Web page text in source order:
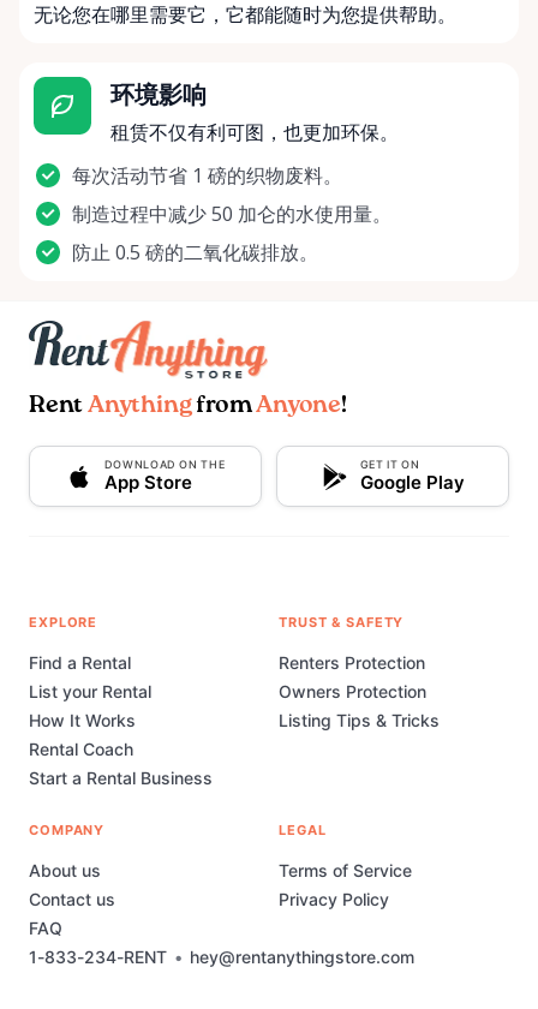
无论您在哪里需要它，它都能随时为您提供帮助。
环境影响
租赁不仅有利可图，也更加环保。
每次活动节省 1 磅的织物废料。
制造过程中减少 50 加仑的水使用量。
防止 0.5 磅的二氧化碳排放。
Rent AnythingfromAnyone!
DOWNLOAD ON THE
App Store
GET IT ON
Google Play
1-833-234-RENT • hey@rentanythingstore.com
EXPLORE
Find a Rental
List your Rental
How It Works
Rental Coach
Start a Rental Business
TRUST & SAFETY
Renters Protection
Owners Protection
Listing Tips & Tricks
COMPANY
About us
Contact us
FAQ
LEGAL
Terms of Service
Privacy Policy